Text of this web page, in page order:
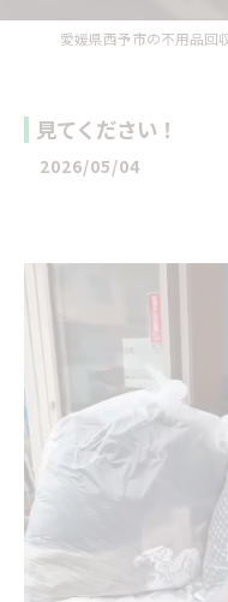
見てください！
2026/05/04